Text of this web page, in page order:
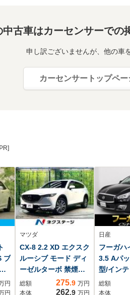
中古車はカーセンサーでの
申し訳ございませんが、他の車
カーセンサートップペ
ブ
/
円
円
マツダ
CX-8 2.2 XD エクスク
ルーシブ モード ディ
ーゼルターボ 禁煙
車 BOSE 後席モニ
ター 10.25型マツダ
総額 275.9 万円
本体
262.9 万円
日産
フーガハ
3.5 Aパ
型/イン
クルー
ンシーブ
総額
本体